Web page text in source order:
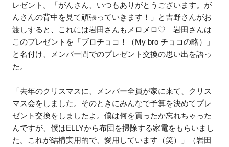
レゼント。「がんさん、いつもありがとうございます。が
んさんの背中を見て頑張っていきます！」と吉野さんがお
渡しすると、これには岩田さんもメロメロ♡ 岩田さんは
このプレゼントを「ブロチョコ！（My bro チョコの略）」
と名付け、メンバー間でのプレゼント交換の思い出を語っ
た。
「去年のクリスマスに、メンバー全員が家に来て、クリス
マス会をしました。そのときにみんなで予算を決めてプレ
ゼント交換をしましたよ。僕は何を買ったか忘れちゃった
んですが、僕はELLYから布団を掃除する家電をもらいまし
た。これが結構実用的で、愛用しています（笑）」（岩田